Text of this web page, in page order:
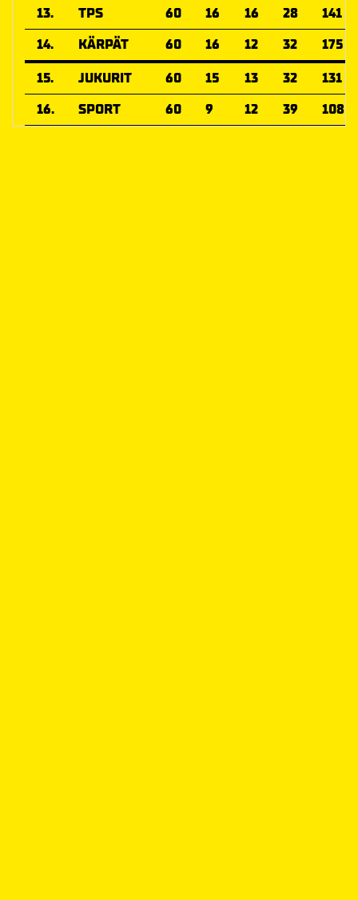
13. TPS 60 16 16 28
141
14.
KÄRPÄT 60 16 12 32
175
15.
JUKURIT 60 15 13 32
131
16.
SPORT 60 9 12 39 108